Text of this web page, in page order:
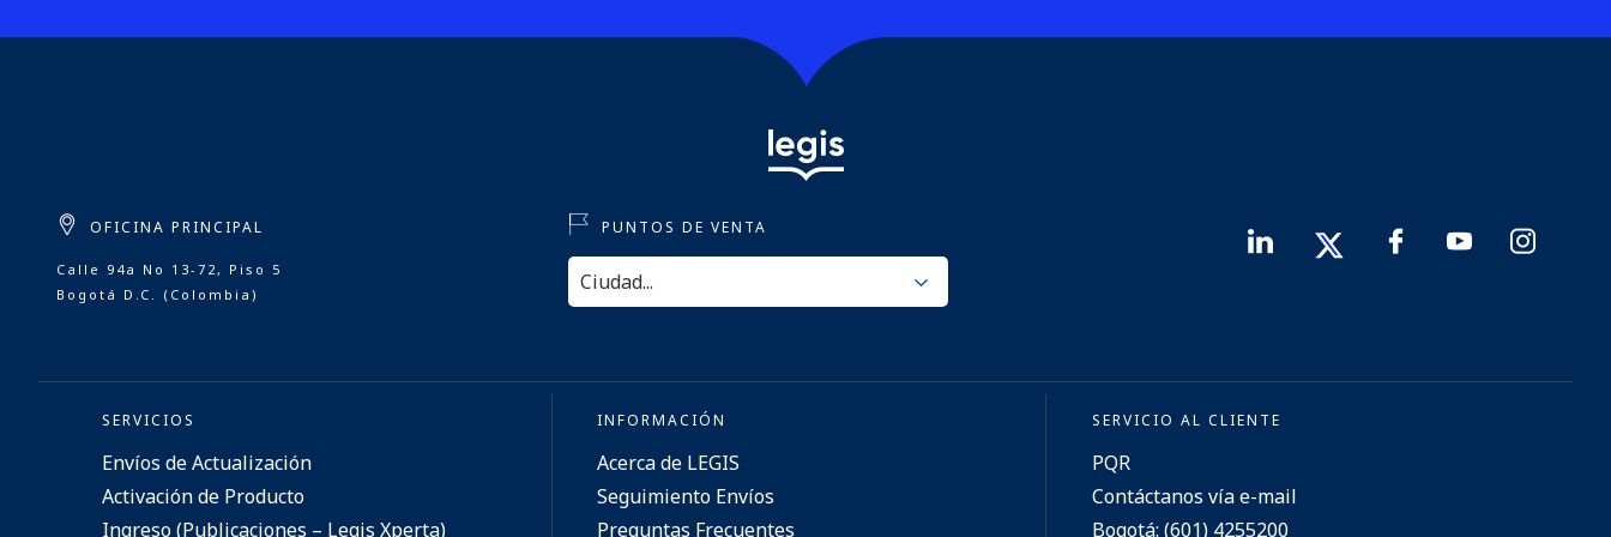
OFICINA PRINCIPAL
Calle 94a No 13-72, Piso 5
Bogotá D.C. (Colombia)
PUNTOS DE VENTA
SERVICIOS
Envíos de Actualización
Activación de Producto
Ingreso (Publicaciones – Legis Xperta)
INFORMACIÓN
Acerca de LEGIS
Seguimiento Envíos
Preguntas Frecuentes
SERVICIO AL CLIENTE
PQR
Contáctanos vía e-mail
Bogotá: (601) 4255200